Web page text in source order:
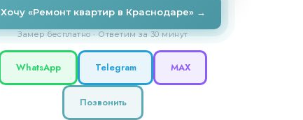
Хочу «Ремонт квартир в Краснодаре» →
Замер бесплатно · Ответим за 30 минут
WhatsApp Telegram MAX
Позвонить